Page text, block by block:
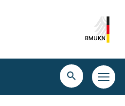
Suche
öffnen